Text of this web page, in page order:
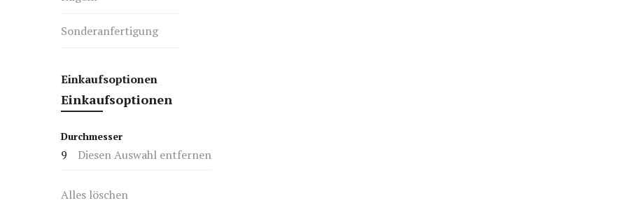
Sonderanfertigung
Einkaufsoptionen
Einkaufsoptionen
Durchmesser
9 Diesen Auswahl entfernen
Alles löschen